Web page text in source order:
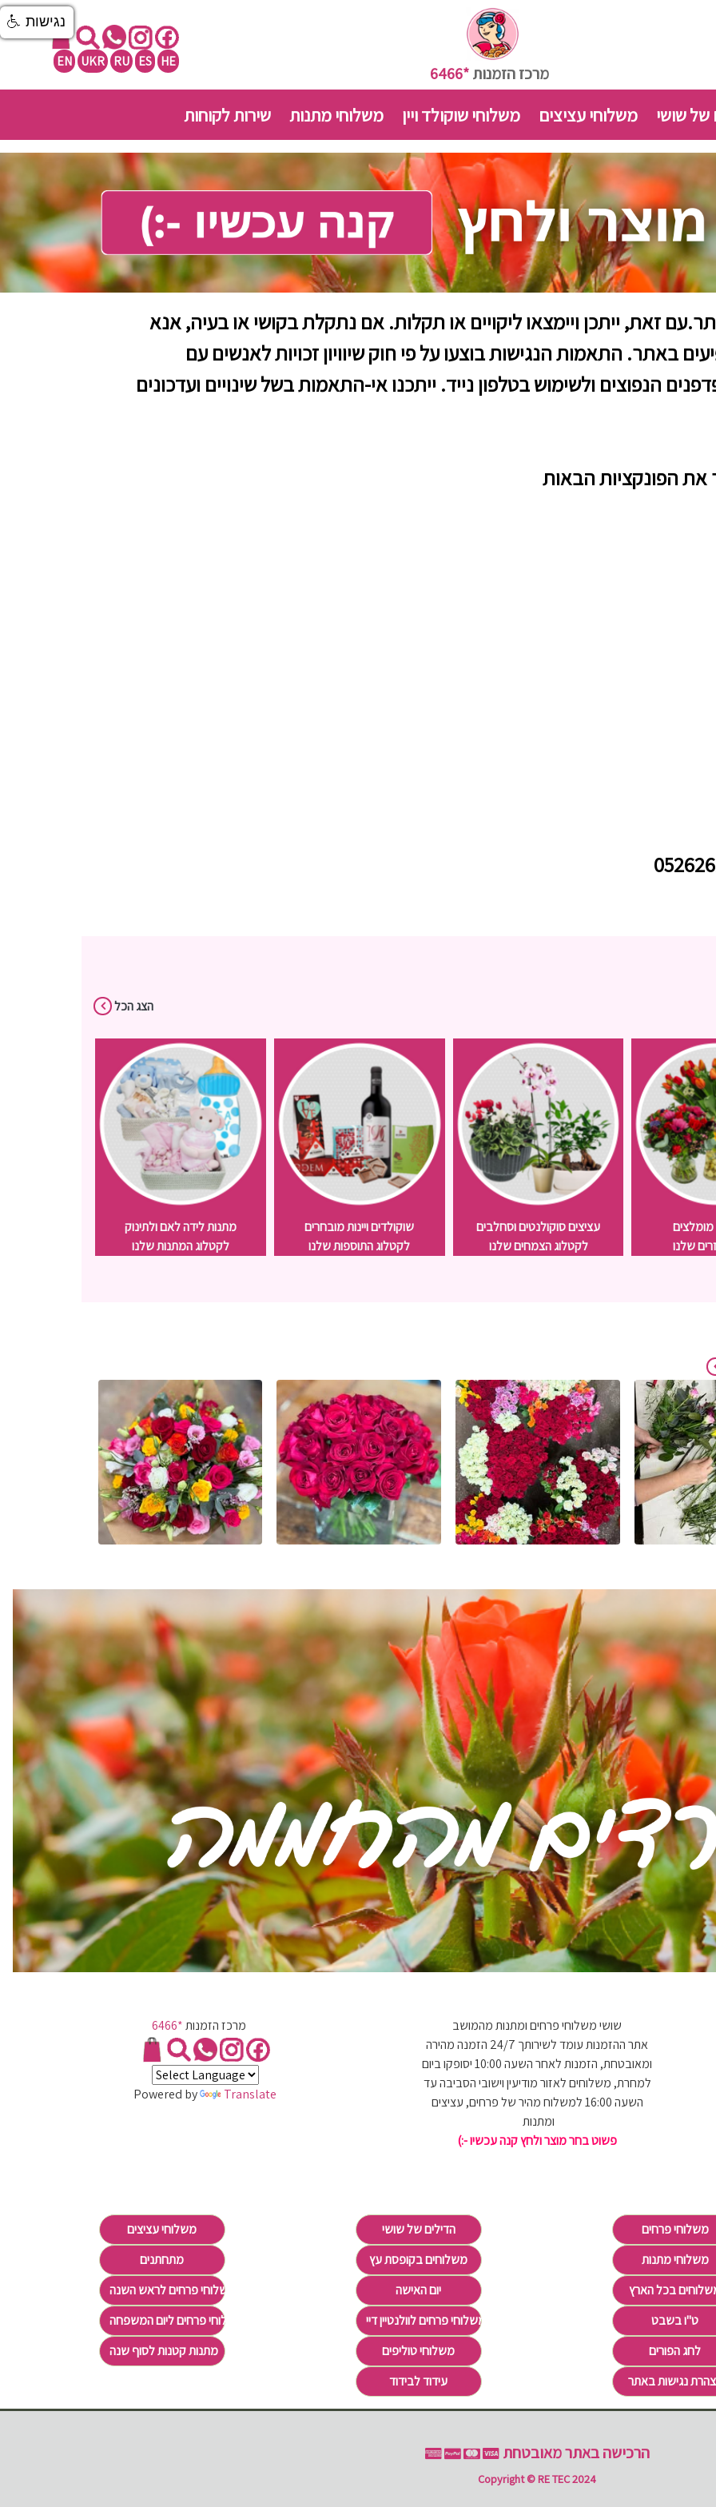
מרכז הזמנות*6466
EN UKR RU ES HE
של שושי משלוחי עציצים משלוחי שוקולד ויין משלוחי מתנות שירות לקוחות
זאת, ייתכן ויימצאו ליקויים או תקלות. אם נתקלת בקושי או בעיה, אנא
באתר. התאמות הנגישות בוצעו על פי חוק שיוויון זכויות לאנשים עם
הנפוצים ולשימוש בטלפון נייד. ייתכנו אי-התאמות בשל שינויים ועדכונים
הפונקציות הבאות
הצג הכל
מומלצים
שלנו
עציצים סוקולנטים וסחלבים
לקטלוג הצמחים שלנו
שוקולדים ויינות מובחרים
לקטלוג התוספות שלנו
מתנות לידה לאם ולתינוק
לקטלוג המתנות שלנו
שושי משלוחי פרחים ומתנות מהמושב
אתר ההזמנות עומד לשירותך 24/7 הזמנה מהירה
ומאובטחת, הזמנות לאחר השעה 10:00 יסופקו ביום
למחרת, משלוחים לאזור מודיעין וישובי הסביבה עד
השעה 16:00 למשלוח מהיר של פרחים, עציצים
ומתנות
פשוט בחר מוצר ולחץ קנה עכשיו -:)
מרכז הזמנות*6466
Powered by Translate
משלוחי פרחים הדילים של שושי
משלוחי עציצים
משלוחי מתנות משלוחים בקופסת עץ
מתחתנים
בכל הארץ יום האישה
משלוחי פרחים לראש השנה
ט"ו בשבט
משלוחי פרחים ליום המשפחה
לחג הפורים משלוחי טוליפים
מתנות קטנות לסוף שנה
נגישות באתר עידוד לבידוד
הרכישה באתר מאובטחת
Copyright © RE TEC 2024
נגישות